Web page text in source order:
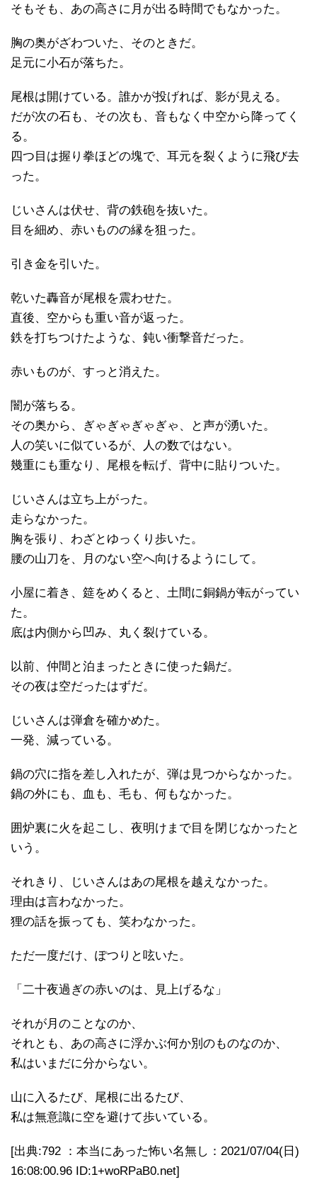
そもそも、あの高さに月が出る時間でもなかった。
胸の奥がざわついた、そのときだ。
足元に小石が落ちた。
尾根は開けている。誰かが投げれば、影が見える。
だが次の石も、その次も、音もなく中空から降ってく
る。
四つ目は握り拳ほどの塊で、耳元を裂くように飛び去
った。
じいさんは伏せ、背の鉄砲を抜いた。
目を細め、赤いものの縁を狙った。
引き金を引いた。
乾いた轟音が尾根を震わせた。
直後、空からも重い音が返った。
鉄を打ちつけたような、鈍い衝撃音だった。
赤いものが、すっと消えた。
闇が落ちる。
その奥から、ぎゃぎゃぎゃぎゃ、と声が湧いた。
人の笑いに似ているが、人の数ではない。
幾重にも重なり、尾根を転げ、背中に貼りついた。
じいさんは立ち上がった。
走らなかった。
胸を張り、わざとゆっくり歩いた。
腰の山刀を、月のない空へ向けるようにして。
小屋に着き、筵をめくると、土間に銅鍋が転がってい
た。
底は内側から凹み、丸く裂けている。
以前、仲間と泊まったときに使った鍋だ。
その夜は空だったはずだ。
じいさんは弾倉を確かめた。
一発、減っている。
鍋の穴に指を差し入れたが、弾は見つからなかった。
鍋の外にも、血も、毛も、何もなかった。
囲炉裏に火を起こし、夜明けまで目を閉じなかったと
いう。
それきり、じいさんはあの尾根を越えなかった。
理由は言わなかった。
狸の話を振っても、笑わなかった。
ただ一度だけ、ぽつりと呟いた。
「二十夜過ぎの赤いのは、見上げるな」
それが月のことなのか、
それとも、あの高さに浮かぶ何か別のものなのか、
私はいまだに分からない。
山に入るたび、尾根に出るたび、
私は無意識に空を避けて歩いている。
[出典:792 ：本当にあった怖い名無し：2021/07/04(日)
16:08:00.96 ID:1+woRPaB0.net]